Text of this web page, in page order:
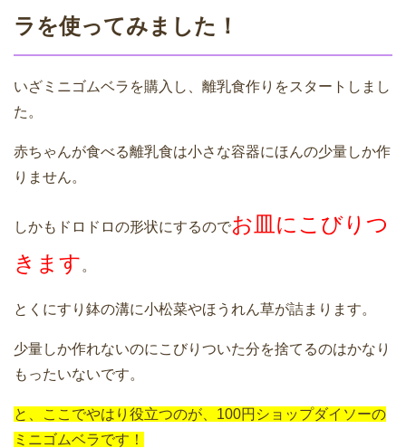
ラを使ってみました！
いざミニゴムベラを購入し、離乳食作りをスタートしまし
た。
赤ちゃんが食べる離乳食は小さな容器にほんの少量しか作
りません。
しかもドロドロの形状にするのでお皿にこびりつ
きます 。
とくにすり鉢の溝に小松菜やほうれん草が詰まります。
少量しか作れないのにこびりついた分を捨てるのはかなり
もったいないです。
と、ここでやはり役立つのが、100円ショップダイソーの
ミニゴムベラです！